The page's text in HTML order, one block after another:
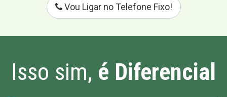
Vou Ligar no Telefone Fixo!
Isso sim, é Diferencial